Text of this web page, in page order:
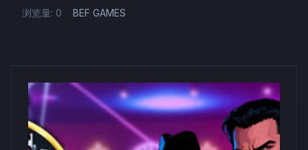
浏览量: 0 BEF GAMES